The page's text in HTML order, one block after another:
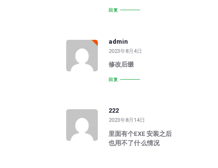
回复
admin
2023年8月4日
修改后缀
回复
222
2023年8月14日
里面有个EXE 安装之后
也用不了什么情况